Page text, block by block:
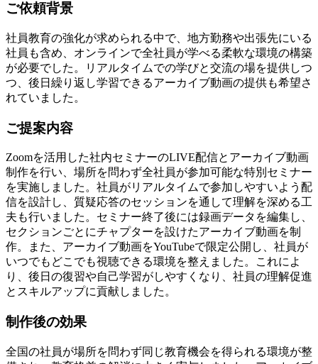
ご依頼背景
社員教育の強化が求められる中で、地方勤務や出張先にいる
社員も含め、オンラインで全社員が学べる柔軟な環境の構築
が必要でした。リアルタイムでの学びと交流の場を提供しつ
つ、後日繰り返し学習できるアーカイブ動画の提供も希望さ
れていました。
ご提案内容
Zoomを活用した社内セミナーのLIVE配信とアーカイブ動画
制作を行い、場所を問わず全社員が参加可能な特別セミナー
を実施しました。社員がリアルタイムで参加しやすいよう配
信を設計し、質疑応答のセッションを通して理解を深める工
夫も行いました。セミナー終了後には録画データを編集し、
セクションごとにチャプターを設けたアーカイブ動画を制
作。また、アーカイブ動画をYouTubeで限定公開し、社員が
いつでもどこでも視聴できる環境を整えました。これによ
り、後日の復習や自己学習がしやすくなり、社員の理解促進
とスキルアップに貢献しました。
制作後の効果
全国の社員が場所を問わず同じ教育機会を得られる環境が整